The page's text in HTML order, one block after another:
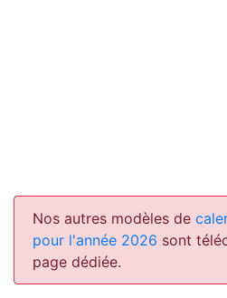
Nos autres modèles de
pour l'année 2026 sont
page dédiée.